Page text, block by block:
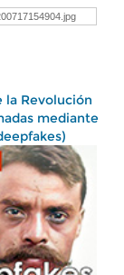
la Revolución
mediante